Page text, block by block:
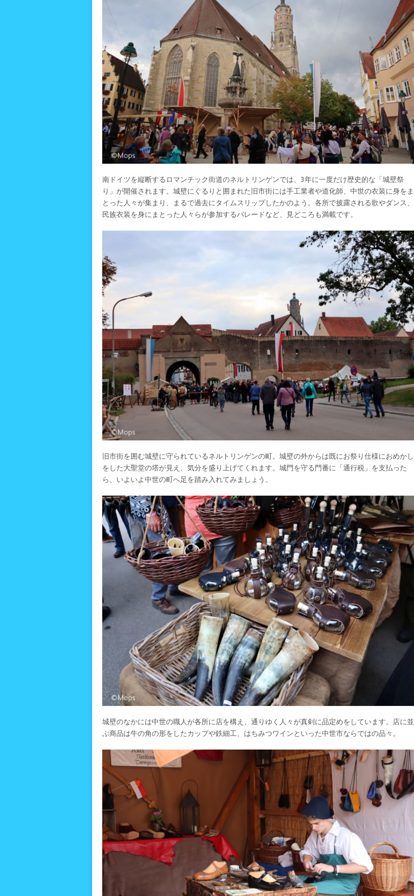
南ドイツを縦断するロマンチック街道のネルトリンゲンでは、3年に一度だけ歴史的な「城壁祭
り」が開催されます。城壁にぐるりと囲まれた旧市街には手工業者や道化師、中世の衣装に身をま
とった人々が集まり、まるで過去にタイムスリップしたかのよう。各所で披露される歌やダンス、
民族衣装を身にまとった人々らが参加するパレードなど、見どころも満載です。
旧市街を囲む城壁に守られているネルトリンゲンの町。城壁の外からは既にお祭り仕様におめかし
をした大聖堂の塔が見え、気分を盛り上げてくれます。城門を守る門番に「通行税」を支払った
ら、いよいよ中世の町へ足を踏み入れてみましょう。
城壁のなかには中世の職人が各所に店を構え、通りゆく人々が真剣に品定めをしています。店に並
ぶ商品は牛の角の形をしたカップや鉄細工、はちみつワインといった中世市ならではの品々。